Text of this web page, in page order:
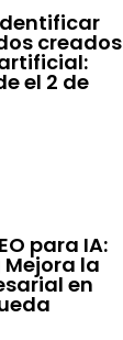
creados
el 2 de
para IA:
Mejora la
en